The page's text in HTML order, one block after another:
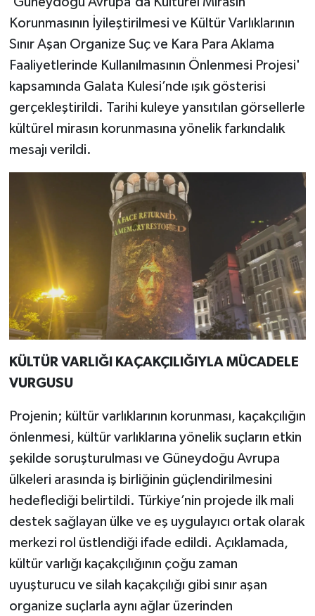
Korunmasının İyileştirilmesi ve Kültür Varlıklarının
Sınır Aşan Organize Suç ve Kara Para Aklama
Faaliyetlerinde Kullanılmasının Önlenmesi Projesi'
kapsamında Galata Kulesi’nde ışık gösterisi
gerçekleştirildi. Tarihi kuleye yansıtılan görsellerle
kültürel mirasın korunmasına yönelik farkındalık
mesajı verildi.
KÜLTÜR VARLIĞI KAÇAKÇILIĞIYLA MÜCADELE
VURGUSU
Projenin; kültür varlıklarının korunması, kaçakçılığın
önlenmesi, kültür varlıklarına yönelik suçların etkin
şekilde soruşturulması ve Güneydoğu Avrupa
ülkeleri arasında iş birliğinin güçlendirilmesini
hedeflediği belirtildi. Türkiye’nin projede ilk mali
destek sağlayan ülke ve eş uygulayıcı ortak olarak
merkezi rol üstlendiği ifade edildi. Açıklamada,
kültür varlığı kaçakçılığının çoğu zaman
uyuşturucu ve silah kaçakçılığı gibi sınır aşan
organize suçlarla aynı ağlar üzerinden